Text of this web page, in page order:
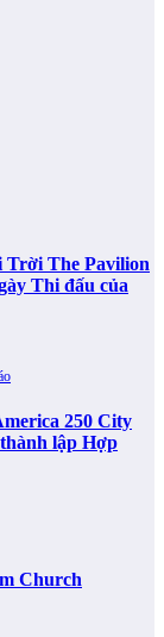
Trời The Pavilion
Thi đấu của
250 City
lập Hợp
Church